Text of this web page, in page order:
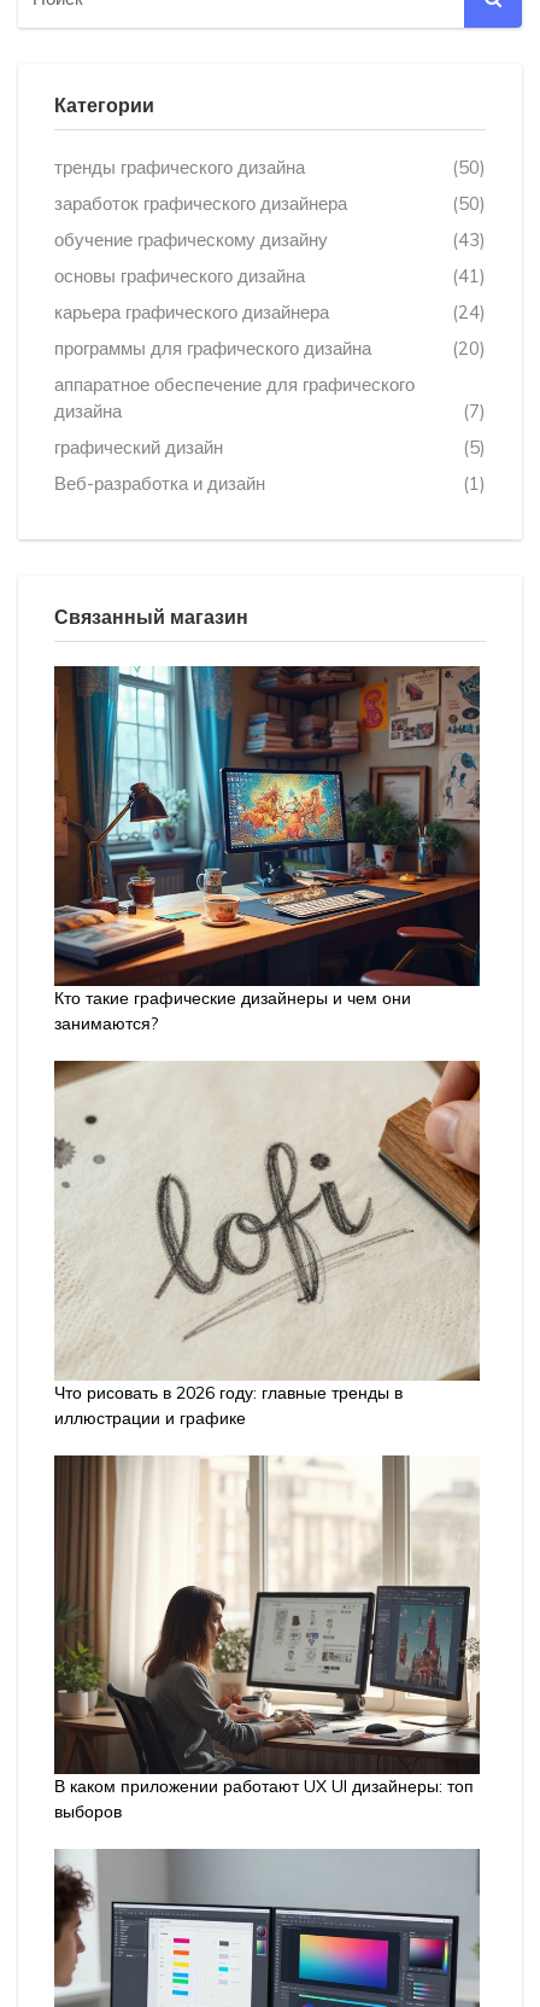
Категории
тренды графического дизайна
(50)
заработок графического дизайнера
(50)
обучение графическому дизайну
(43)
основы графического дизайна
(41)
карьера графического дизайнера
(24)
программы для графического дизайна
(20)
аппаратное обеспечение для графического
дизайна
(7)
графический дизайн
(5)
Веб-разработка и дизайн
(1)
Связанный магазин
Кто такие графические дизайнеры и чем они
занимаются?
Что рисовать в 2026 году: главные тренды в
иллюстрации и графике
В каком приложении работают UX UI дизайнеры: топ
выборов